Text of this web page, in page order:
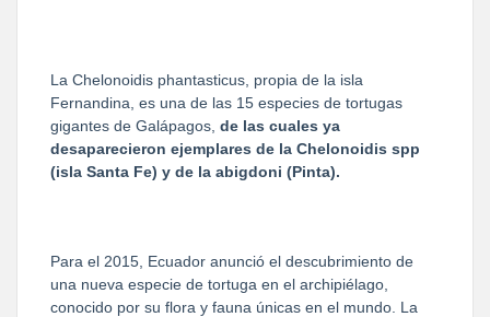
La Chelonoidis phantasticus, propia de la isla
Fernandina, es una de las 15 especies de tortugas
gigantes de Galápagos, de las cuales ya
desaparecieron ejemplares de la Chelonoidis spp
(isla Santa Fe) y de la abigdoni (Pinta).
Para el 2015, Ecuador anunció el descubrimiento de
una nueva especie de tortuga en el archipiélago,
conocido por su flora y fauna únicas en el mundo. La